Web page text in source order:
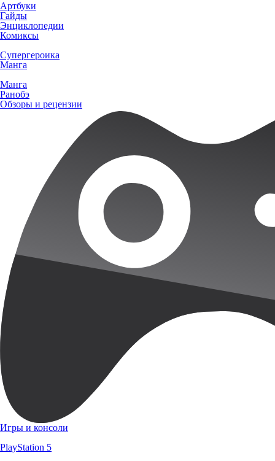
Артбуки
Гайды
Энциклопедии
Комиксы
Супергероика
Манга
Манга
Ранобэ
Обзоры и рецензии
Игры и консоли
PlayStation 5